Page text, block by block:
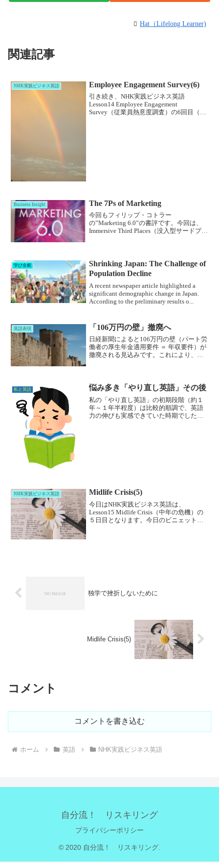
Hat（Lifelong Learner)
関連記事
NHK実践ビジネス英語 Employee Engagement Survey(6)
引き続き、NHK実践ビジネス英語
Lesson14 Employee Engagement
Survey（従業員熱意度調査）の6回目（最
Business Insight The 7Ps of Marketing
今回もフィリップ・コトラー
の”Marketing 6.0”の書評です。今回は、
Immersive Third Places（没入型サードプレ
学び全般
Shrinking Japan: The Challenge of
Population Decline
A recent newspaper article highlighted a
significant demographic change in Japan.
According to the preliminary results o...
英語表現 「106万円の壁」撤廃へ
日経新聞によると106万円の壁（パート労
働者の厚生年金適用要件 ＝ 年収要件）が
撤廃される見込みです。これにより、配
センティブがなくな...
私と英語 悩み多き「やり直し英語」その後
私の「やり直し英語」の初期段階（約１
年～１年半程度）は比較的順調で、英語
力の伸びも実感できていた時期でした。
NHK実践ビジネス英語 Midlife Crisis(5)
今日はNHK実践ビジネス英語は、
Lesson15 Midlife Crisis（中年の危機）の
５日目となります。今日のビニェットに
独学で挫折しないために
Midlife Crisis(5)
コメント
コメントを書き込む
ホーム 英語 NHK実践ビジネス英語
自分流！ リスキリング
プライバシーポリシー
© 2020 自分流！ リスキリング.